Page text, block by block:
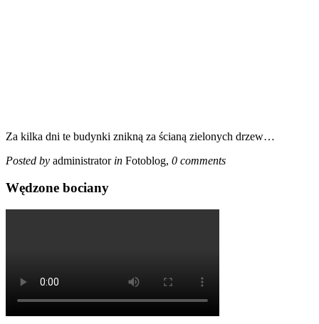
Za kilka dni te budynki znikną za ścianą zielonych drzew…
Posted by administrator in Fotoblog, 0 comments
Wędzone bociany